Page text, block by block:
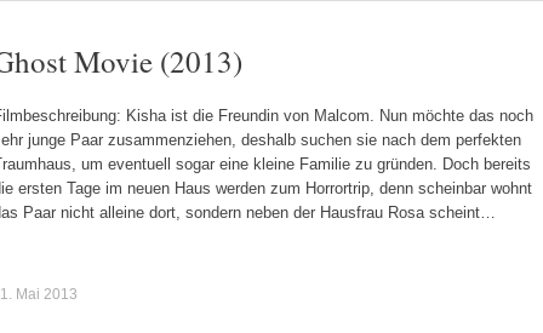
Movie (2013)
Kisha ist die Freundin von Malcom. Nun möchte das noch
junge Paar zusammenziehen, deshalb suchen sie nach dem perfekten
um eventuell sogar eine kleine Familie zu gründen. Doch bereits
ersten Tage im neuen Haus werden zum Horrortrip, denn scheinbar wohnt
Paar nicht alleine dort, sondern neben der Hausfrau Rosa scheint…
Mai 2013